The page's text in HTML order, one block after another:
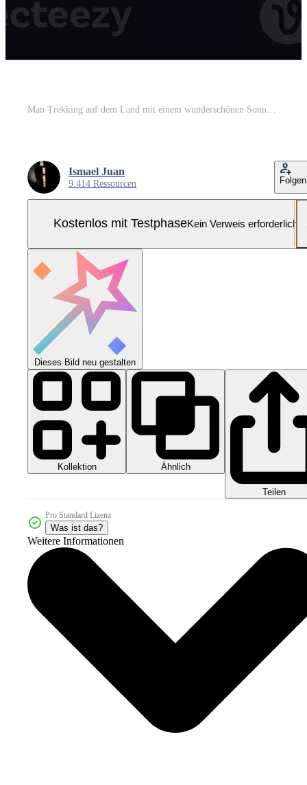
Ismael Juan
9.414 Ressourcen Folgen
Kostenlos mit TestphaseKein Verweis erforderlich
Dieses Bild neu gestalten
Kollektion Ähnlich
Teilen
Pro Standard Lizenz
Was ist das?
Weitere Informationen